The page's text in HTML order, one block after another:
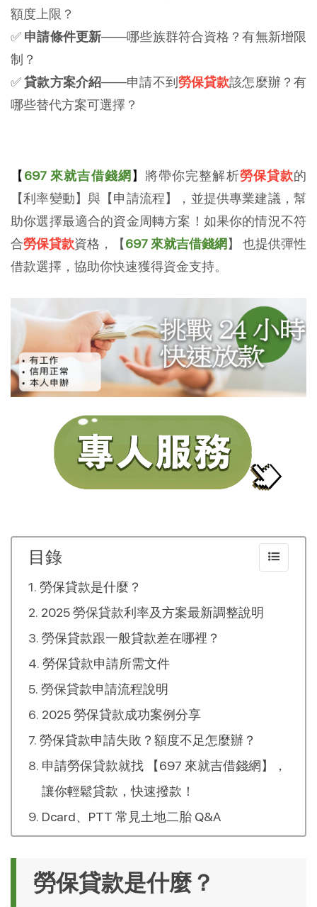
額度上限？
✅ 申請條件更新——哪些族群符合資格？有無新增限
制？
✅貸款方案介紹——申請不到 勞保貸款該怎麼辦？有
哪些替代方案可選擇？
【 697 來就吉借錢網 】 將帶你完整解析勞保貸款的
【利率變動】與【申請流程】，並提供專業建議，幫
助你選擇最適合的資金周轉方案！如果你的情況不符
合勞保貸款資格，【697 來就吉借錢網 】 也提供彈性
借款選擇，協助你快速獲得資金支持。
目錄
勞保貸款是什麼？
2025 勞保貸款利率及方案最新調整說明
勞保貸款跟一般貸款差在哪裡？
勞保貸款申請所需文件
勞保貸款申請流程說明
2025 勞保貸款成功案例分享
勞保貸款申請失敗？額度不足怎麼辦？
申請勞保貸款就找 【697 來就吉借錢網】，
讓你輕鬆貸款，快速撥款！
Dcard、PTT 常見土地二胎 Q&A
勞保貸款是什麼？